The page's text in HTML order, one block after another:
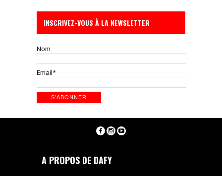
INSCRIVEZ-VOUS À LA NEWSLETTER
Nom
Email*
A PROPOS DE DAFY